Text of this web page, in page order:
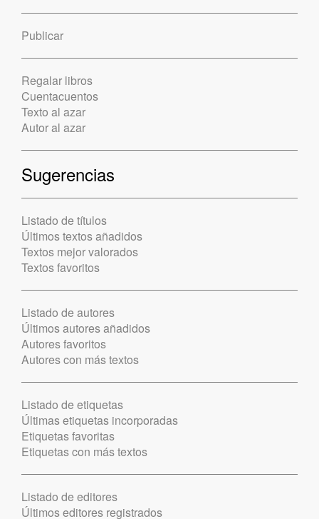
Publicar
Regalar libros
Cuentacuentos
Texto al azar
Autor al azar
Sugerencias
Listado de títulos
Últimos textos añadidos
Textos mejor valorados
Textos favoritos
Listado de autores
Últimos autores añadidos
Autores favoritos
Autores con más textos
Listado de etiquetas
Últimas etiquetas incorporadas
Etiquetas favoritas
Etiquetas con más textos
Listado de editores
Últimos editores registrados